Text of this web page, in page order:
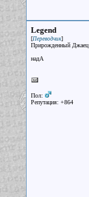
Legend
[Переводчик]
Прирожденный Джаец
надА
Пол:
Репутация: +864